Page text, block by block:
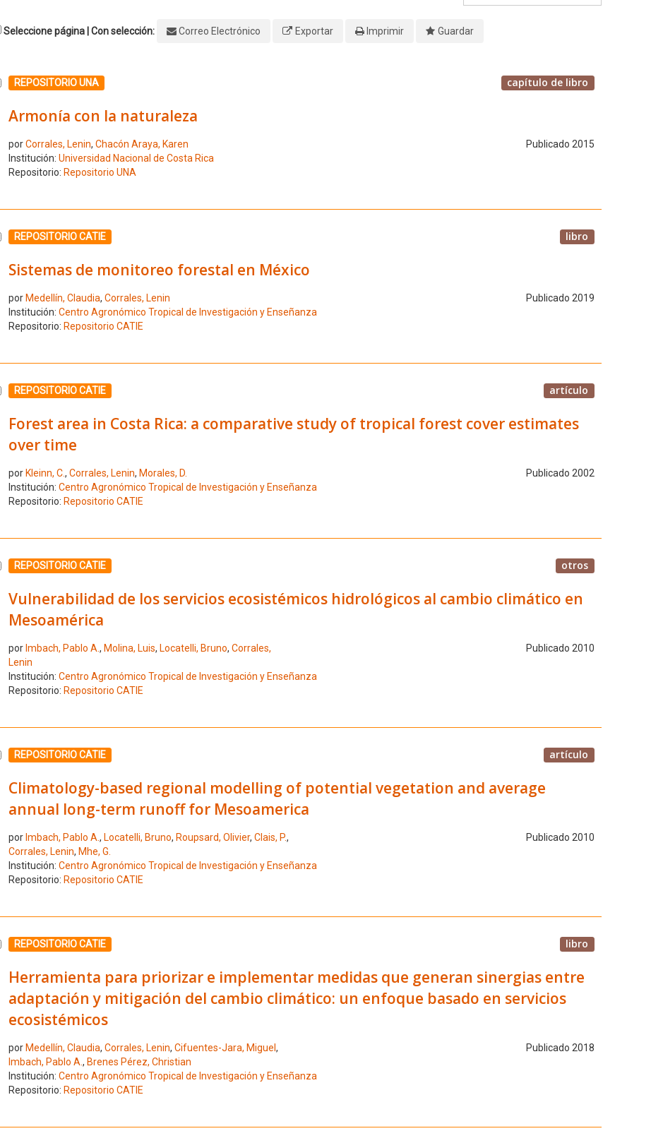
Seleccione página | Con selección: Correo Electrónico Exportar Imprimir Guardar
Seleccione el número de resultado 1
REPOSITORIO UNA capítulo de libro
Armonía con la naturaleza
porCorrales, Lenin, Chacón Araya, Karen
Publicado 2015
Institución: Universidad Nacional de Costa Rica
Repositorio: Repositorio UNA
Seleccione el número de resultado 2
REPOSITORIO CATIE libro
Sistemas de monitoreo forestal en México
por Medellín, Claudia, Corrales, Lenin
Publicado 2019
Institución: Centro Agronómico Tropical de Investigación y Enseñanza
Repositorio: Repositorio CATIE
Seleccione el número de resultado 3
REPOSITORIO CATIE artículo
Forest area in Costa Rica: a comparative study of tropical forest cover estimates
over time
por Kleinn, C., Corrales, Lenin, Morales, D.
Publicado 2002
Institución: Centro Agronómico Tropical de Investigación y Enseñanza
Repositorio: Repositorio CATIE
Seleccione el número de resultado 4
REPOSITORIO CATIE otros
Vulnerabilidad de los servicios ecosistémicos hidrológicos al cambio climático en
Mesoamérica
por Imbach, Pablo A., Molina, Luis, Locatelli, Bruno, Corrales,
Lenin
Publicado 2010
Institución: Centro Agronómico Tropical de Investigación y Enseñanza
Repositorio: Repositorio CATIE
Seleccione el número de resultado 5
REPOSITORIO CATIE artículo
Climatology-based regional modelling of potential vegetation and average
annual long-term runoff for Mesoamerica
por Imbach, Pablo A., Locatelli, Bruno, Roupsard, Olivier, Clais, P.,
Corrales, Lenin, Mhe, G.
Publicado 2010
Institución: Centro Agronómico Tropical de Investigación y Enseñanza
Repositorio: Repositorio CATIE
Seleccione el número de resultado 6
REPOSITORIO CATIE libro
Herramienta para priorizar e implementar medidas que generan sinergias entre
adaptación y mitigación del cambio climático: un enfoque basado en servicios
ecosistémicos
por Medellín, Claudia, Corrales, Lenin, Cifuentes-Jara, Miguel ,
Imbach, Pablo A., Brenes Pérez, Christian
Publicado 2018
Institución: Centro Agronómico Tropical de Investigación y Enseñanza
Repositorio: Repositorio CATIE